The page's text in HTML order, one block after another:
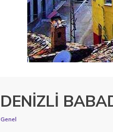
DENİZLİ
Genel